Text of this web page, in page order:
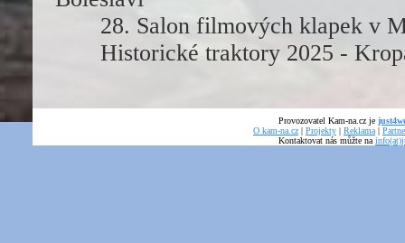
28. Salon filmových klapek v
Historické traktory 2025 -
Provozovatel Kam-na.cz je
O kam-na.cz | Projekty | Reklama |
Kontaktovat nás můžte na